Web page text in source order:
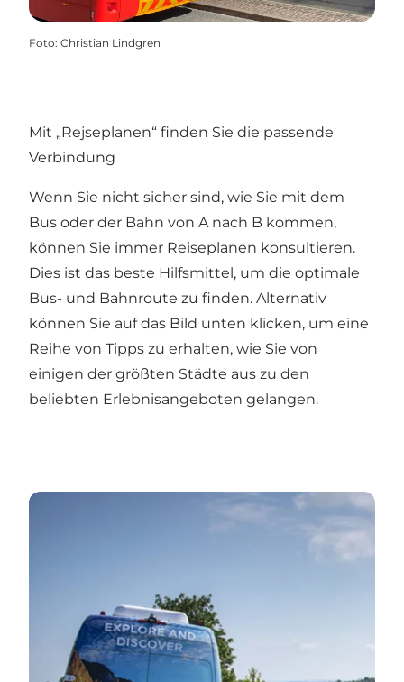
Foto: Christian Lindgren
Mit „Rejseplanen“ finden Sie die passende
Verbindung
Wenn Sie nicht sicher sind, wie Sie mit dem
Bus oder der Bahn von A nach B kommen,
können Sie immer Reiseplanen konsultieren.
Dies ist das beste Hilfsmittel, um die optimale
Bus- und Bahnroute zu finden. Alternativ
können Sie auf das Bild unten klicken, um eine
Reihe von Tipps zu erhalten, wie Sie von
einigen der größten Städte aus zu den
beliebten Erlebnisangeboten gelangen.
Sådan kommer du med offentlig transport til...